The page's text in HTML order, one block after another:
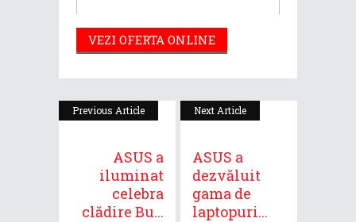
VEZI OFERTA ONLINE
Previous Article
ASUS a
iluminat
celebra
clădire Bu...
Next Article
ASUS a
dezvăluit
gama de
laptopuri...